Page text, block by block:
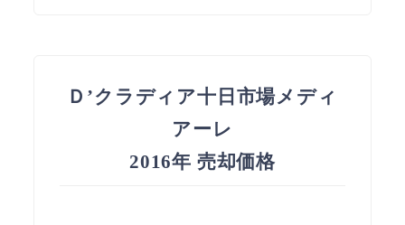
Ｄ’クラディア十日市場メディ
アーレ
2016年 売却価格